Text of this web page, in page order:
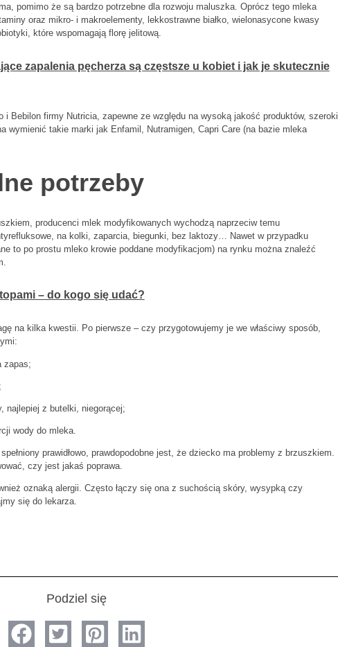
pomimo że są bardzo potrzebne dla rozwoju maluszka. Oprócz tego mleka
oraz mikro- i makroelementy, lekkostrawne białko, wielonasycone kwasy
które wspomagają florę jelitową.
zapalenia pęcherza są częstsze u kobiet i jak je skutecznie
i Bebilon firmy Nutricia, zapewne ze względu na wysoką jakość produktów, szeroki
wymienić takie marki jak Enfamil, Nutramigen, Capri Care (na bazie mleka
potrzeby
producenci mlek modyfikowanych wychodzą naprzeciw temu
na kolki, zaparcia, biegunki, bez laktozy… Nawet w przypadku
to po prostu mleko krowie poddane modyfikacjom) na rynku można znaleźć
– do kogo się udać?
na kilka kwestii. Po pierwsze – czy przygotowujemy je we właściwy sposób,
zapas;
najlepiej z butelki, niegorącej;
wody do mleka.
prawidłowo, prawdopodobne jest, że dziecko ma problemy z brzuszkiem.
czy jest jakaś poprawa.
oznaką alergii. Często łączy się ona z suchością skóry, wysypką czy
się do lekarza.
Podziel się